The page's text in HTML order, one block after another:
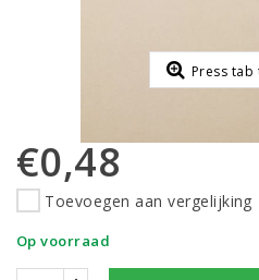
Press tab
€0,48
Toevoegen aan vergelijking
Op voorraad